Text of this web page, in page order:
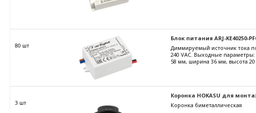
80 шт
Блок питания ARJ-KE40250-
Диммируемый источник тока
240 VAC. Выходные
58 мм, ширина 36 мм, высота
3 шт
Коронка HOKASU для
Коронка биметаллическая